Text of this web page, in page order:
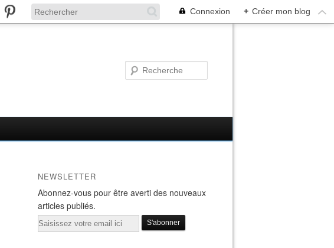
Connexion + Créer mon blog
NEWSLETTER
Abonnez-vous pour être averti des nouveaux
articles publiés.
Email